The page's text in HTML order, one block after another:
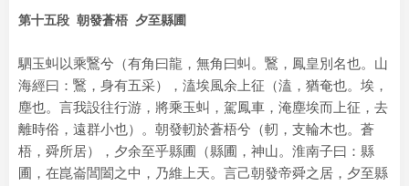
第十五段 朝發蒼梧 夕至縣圃
駟玉虯以乘鷖兮（有角曰龍，無角曰虯。鷖，鳳皇別名也。山
海經曰：鷖，身有五采），溘埃風余上征（溘，猶奄也。埃，
塵也。言我設往行游，將乘玉虯，駕鳳車，淹塵埃而上征，去
離時俗，遠群小也）。朝發軔於蒼梧兮（軔，支輪木也。蒼
梧，舜所居），夕余至乎縣圃（縣圃，神山。淮南子曰：縣
圃，在崑崙閶闔之中，乃維上天。言己朝發帝舜之居，夕至縣